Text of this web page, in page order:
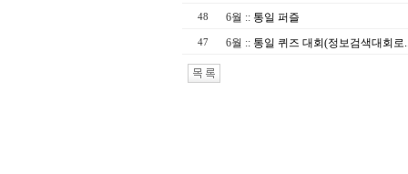
48 6월 :: 통일 퍼즐
47 6월 :: 통일 퀴즈 대회(정보검색대회로